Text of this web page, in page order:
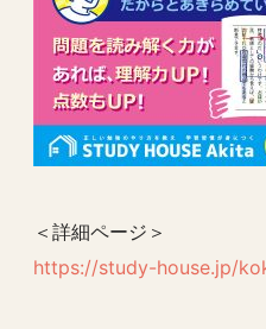
＜詳細ページ＞
https://study-house.jp/